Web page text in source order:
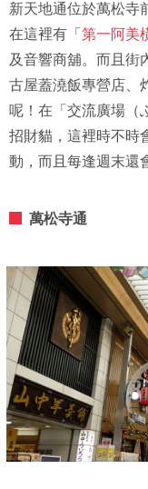
新天地通位於萬松寺
在這裡有「 第一阿美
及音響商舖。而且街
古屋蓋澆飯專營店、
呢！在「交流廣場（
招財貓，這裡時不時
動，而且每逢週末還
萬松寺通